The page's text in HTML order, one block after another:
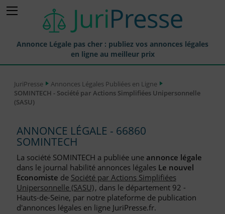
Annonce Légale pas cher : publiez vos annonces légales
en ligne au meilleur prix
Annonces Légales Publiées
Journaux Habilités (JAL) Annonces Légales
Liste des Greffes
Liste des CCI
Le Blog pour les Entreprises
JuriPresse
Annonces Légales Publiées en Ligne
SOMINTECH - Société par Actions Simplifiées Unipersonnelle
(SASU)
ANNONCE LÉGALE - 66860
SOMINTECH
La société SOMINTECH a publiée une annonce légale
dans le journal habilité annonces légales Le nouvel
Economiste de Société par Actions Simplifiées
Unipersonnelle (SASU), dans le département 92 -
Hauts-de-Seine, par notre plateforme de publication
d'annonces légales en ligne JuriPresse.fr.